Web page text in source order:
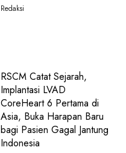
Redaksi
RSCM Catat Sejarah,
Implantasi LVAD
CoreHeart 6 Pertama di
Asia, Buka Harapan Baru
bagi Pasien Gagal Jantung
Indonesia